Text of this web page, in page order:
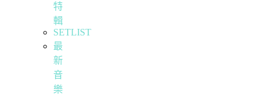
特
輯
SETLIST
最
新
音
樂